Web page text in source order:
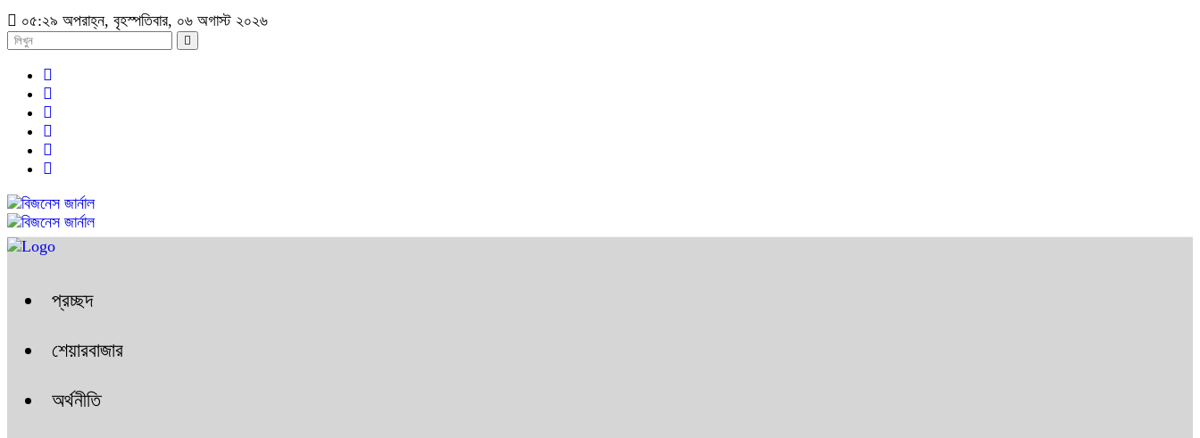
০৫:২৯ অপরাহ্ন, বৃহস্পতিবার, ০৬ অগাস্ট ২০২৬
প্রচ্ছদ
শেয়ারবাজার
অর্থনীতি